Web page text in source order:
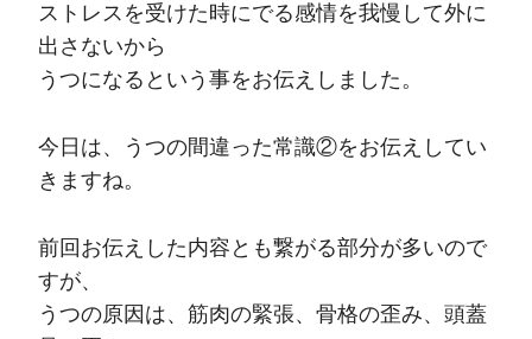
ストレスを受けた時にでる感情を我慢して外に
出さないから
うつになるという事をお伝えしました。
今日は、うつの間違った常識②をお伝えしてい
きますね。
前回お伝えした内容とも繋がる部分が多いので
すが、
うつの原因は、筋肉の緊張、骨格の歪み、頭蓋